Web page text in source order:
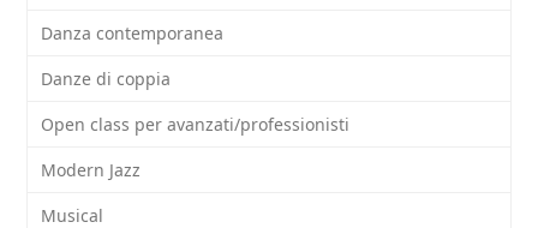
Danza contemporanea
Danze di coppia
Open class per avanzati/professionisti
Modern Jazz
Musical